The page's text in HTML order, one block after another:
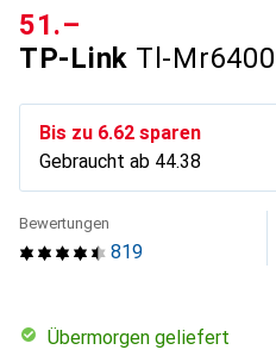
TP-Link Tl-Mr6400
CHF
51.–
Bis zu CHF
6.62 sparen
Gebraucht ab CHF
44.38
819
Bewertungen
übermorgen geliefert